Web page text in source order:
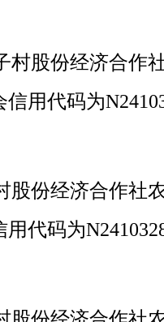
村股份经济合作
用代码为
股份经济合作社
代码为